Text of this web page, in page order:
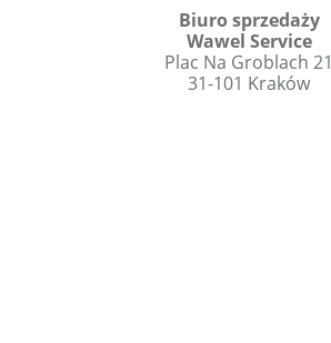
Biuro sprzedaży
Wawel Service
Plac Na Groblach 21
31-101 Kraków